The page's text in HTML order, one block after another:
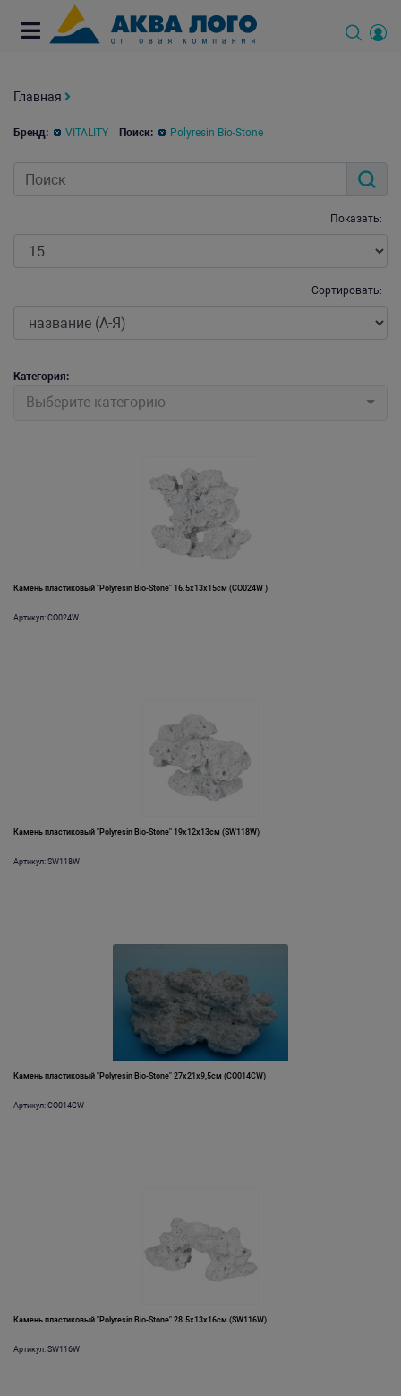
Главная
Бренд: VITALITY Поиск: Polyresin Bio-Stone
Показать:
Сортировать:
Категория:
Выберите категорию
Камень пластиковый "Polyresin Bio-Stone" 16.5х13х15см (CO024W )
Артикул: CO024W
Камень пластиковый "Polyresin Bio-Stone" 19х12х13см (SW118W)
Артикул: SW118W
Камень пластиковый "Polyresin Bio-Stone" 27х21х9,5см (CO014CW)
Артикул: CO014CW
Камень пластиковый "Polyresin Bio-Stone" 28.5х13х16см (SW116W)
Артикул: SW116W